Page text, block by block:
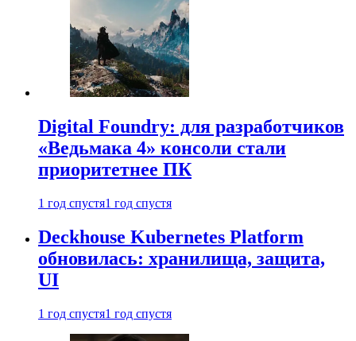
Digital Foundry: для разработчиков
«Ведьмака 4» консоли стали
приоритетнее ПК
1 год спустя1 год спустя
Deckhouse Kubernetes Platform
обновилась: хранилища, защита,
UI
1 год спустя1 год спустя